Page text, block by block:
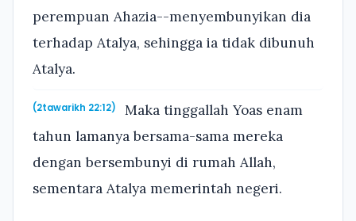
perempuan Ahazia--menyembunyikan dia
terhadap Atalya, sehingga ia tidak dibunuh
Atalya.
(2tawarikh 22:12)
Maka tinggallah Yoas enam
tahun lamanya bersama-sama mereka
dengan bersembunyi di rumah Allah,
sementara Atalya memerintah negeri.